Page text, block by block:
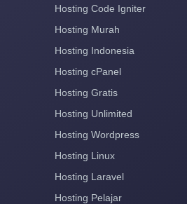
Hosting Code Igniter
Hosting Murah
Hosting Indonesia
Hosting cPanel
Hosting Gratis
Hosting Unlimited
Hosting Wordpress
Hosting Linux
Hosting Laravel
Hosting Pelajar